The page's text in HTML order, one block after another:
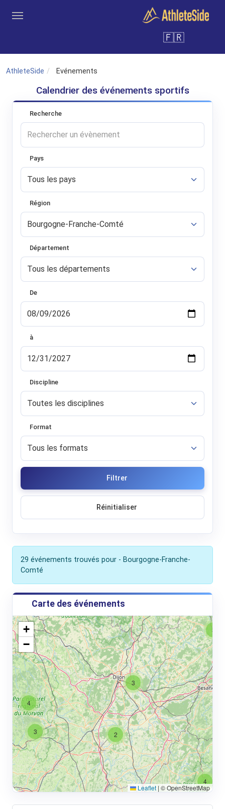
Inscription
🇫🇷
AthleteSide Evénements
Calendrier des événements sportifs
Recherche
Pays
Région
Département
De
à
Discipline
Format
Filtrer
Réinitialiser
29 événements trouvés pour - Bourgogne-Franche-
Comté
Carte des événements
3
4
3 2
3
4
+
−
Leaflet | © OpenStreetMap